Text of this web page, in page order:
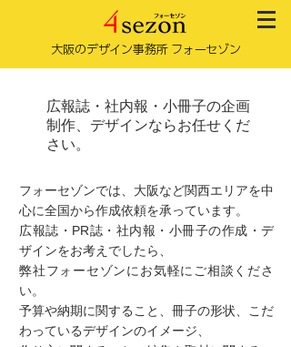
大阪のデザイン事務所 フォーセゾン
広報誌・社内報・小冊子の企画
制作、デザインならお任せくだ
さい。
フォーセゾンでは、大阪など関西エリアを中
心に全国から作成依頼を承っています。
広報誌・PR誌・社内報・小冊子の作成・デ
ザインをお考えでしたら、
弊社フォーセゾンにお気軽にご相談くださ
い。
予算や納期に関すること、冊子の形状、こだ
わっているデザインのイメージ、